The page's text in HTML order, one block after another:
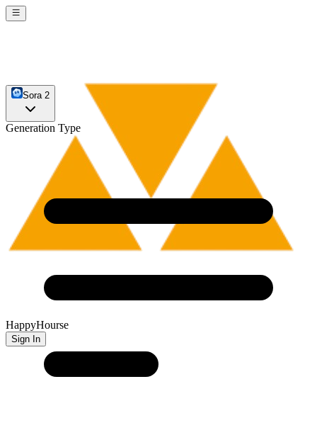
HappyHourse
Sign In
Sora 2
Generation Type